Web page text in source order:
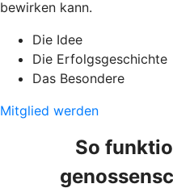
bewirken kann.
Die Idee
Die Erfolgsgeschichte
Das Besondere
Mitglied werden
So